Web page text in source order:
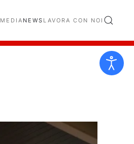
MEDIA NEWS LAVORA CON NOI